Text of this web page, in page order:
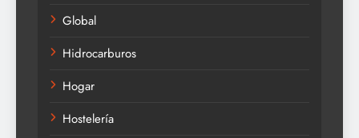
Global
Hidrocarburos
Hogar
Hostelería